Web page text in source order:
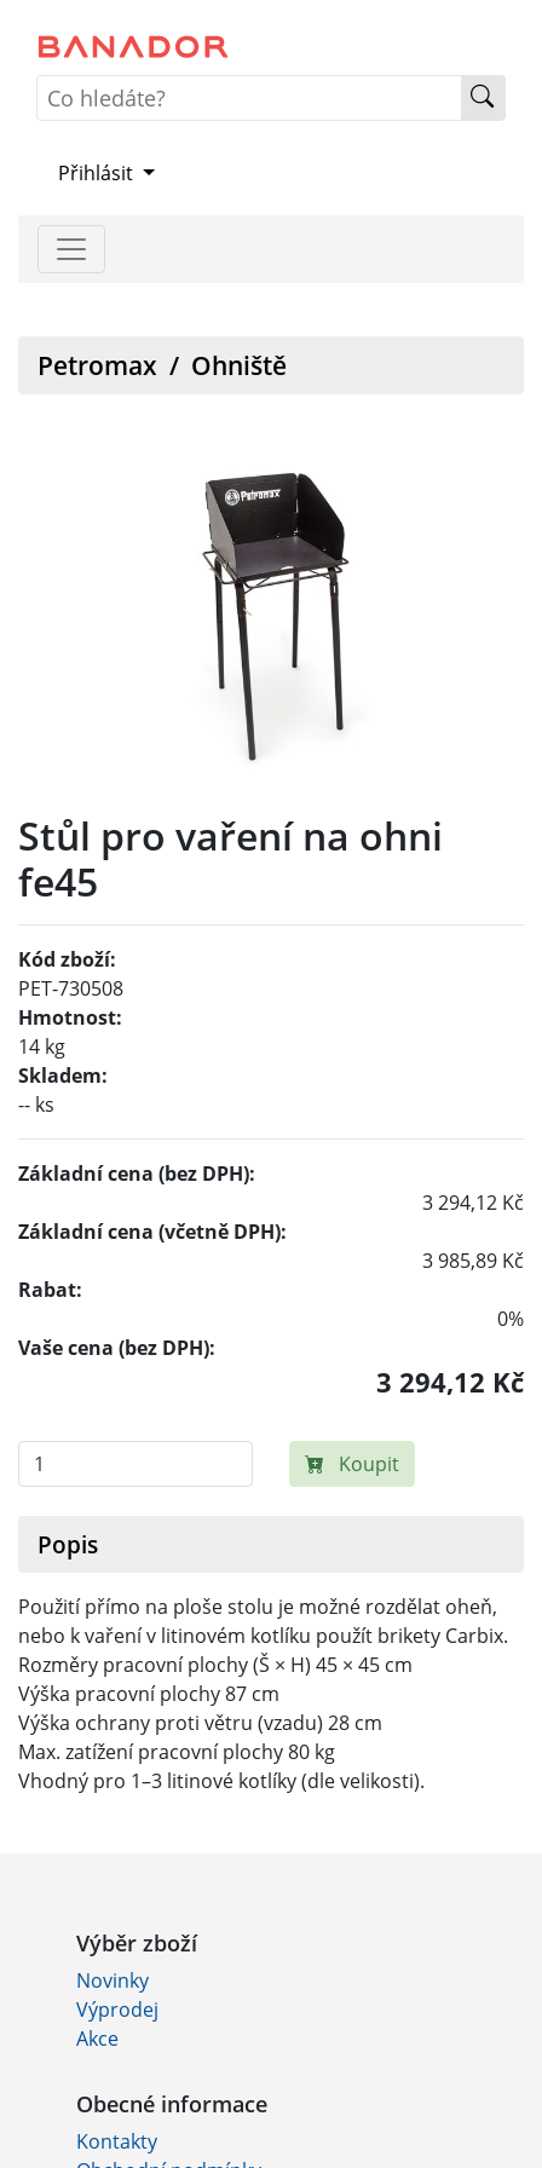
Přihlásit
Petromax / Ohniště
Stůl pro vaření na ohni
fe45
Kód zboží:
PET-730508
Hmotnost:
14 kg
Skladem:
-- ks
Základní cena (bez DPH):
3 294,12 Kč
Základní cena (včetně DPH):
3 985,89 Kč
Rabat:
0%
Vaše cena (bez DPH):
3 294,12 Kč
Koupit
Popis
Použití přímo na ploše stolu je možné rozdělat oheň,
nebo k vaření v litinovém kotlíku použít brikety Carbix.
Rozměry pracovní plochy (Š × H) 45 × 45 cm
Výška pracovní plochy 87 cm
Výška ochrany proti větru (vzadu) 28 cm
Max. zatížení pracovní plochy 80 kg
Vhodný pro 1–3 litinové kotlíky (dle velikosti).
Výběr zboží
Novinky
Výprodej
Akce
Obecné informace
Kontakty